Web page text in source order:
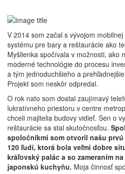
V 2014 som začal s vývojom mobilnej
systému pre bary a reštaurácie ako
Myšlienka spočívala v možnosti, ako
moderné technológie do procesu
a tým jednoduchšieho a
Projekt som neskôr odpredal.
O rok nato som dostal zaujímavý
lukratívneho priestoru v centre
chceli majitelia budovy vidieť. Sen o
reštaurácie sa stal skutočnosťou.
spoločníkmi som otvoril našu
120 ľudí, ktorá bola veľmi dobre
kráľovský palác a so zameraním
japonskú kuchyňu. Moja činnosť